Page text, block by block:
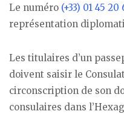
Le numéro (+33) 01 45 20
représentation
Les titulaires d’un
doivent saisir le
circonscription de son
consulaires dans